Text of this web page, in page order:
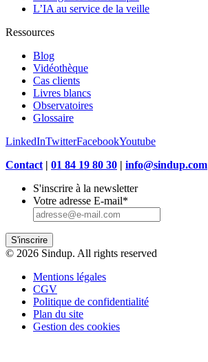
L’IA au service de la veille
Ressources
Blog
Vidéothèque
Cas clients
Livres blancs
Observatoires
Glossaire
LinkedInTwitterFacebookYoutube
Contact | 01 84 19 80 30 | info@sindup.com
S'inscrire à la newsletter
Votre adresse E-mail*
S'inscrire
© 2026 Sindup. All rights reserved
Mentions légales
CGV
Politique de confidentialité
Plan du site
Gestion des cookies